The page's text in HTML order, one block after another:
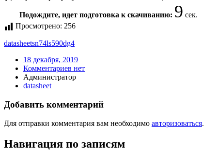
Подождите, идет подготовка к скачиванию: 9 сек.
Просмотрено: 256
datasheetsn74ls590dg4
18 декабря, 2019
Комментариев нет
Администратор
datasheet
Добавить комментарий
Для отправки комментария вам необходимо авторизоваться.
Навигация по записям